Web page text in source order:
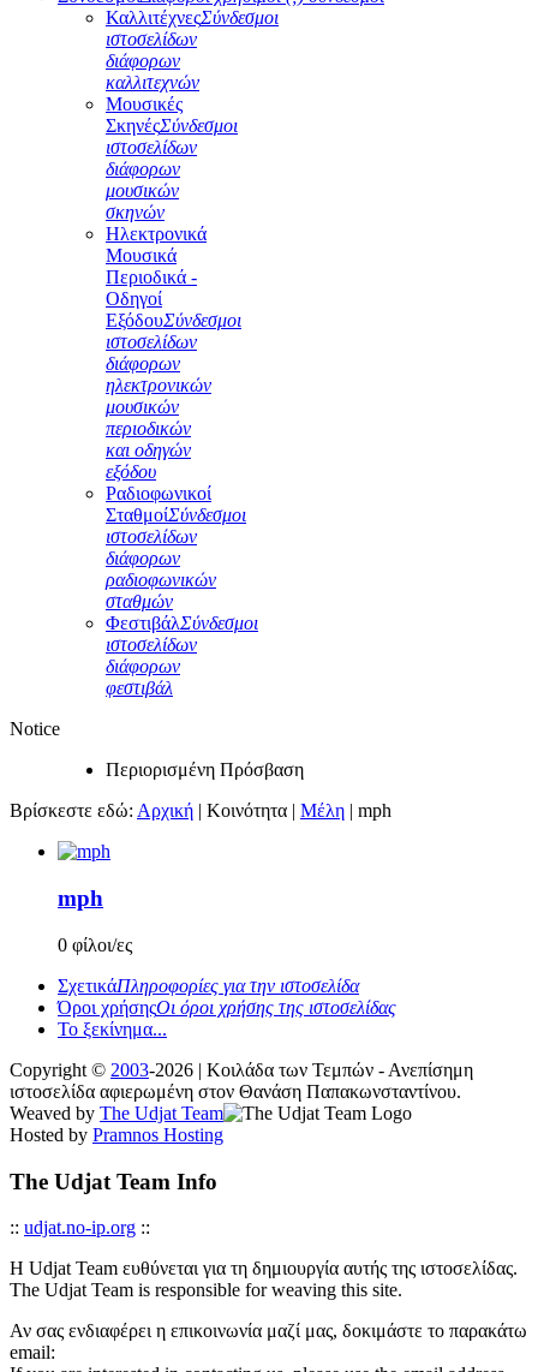
ΚαλλιτέχνεςΣύνδεσμοι
ιστοσελίδων
διάφορων
καλλιτεχνών
Μουσικές
ΣκηνέςΣύνδεσμοι
ιστοσελίδων
διάφορων
μουσικών
σκηνών
Ηλεκτρονικά
Μουσικά
Περιοδικά -
Οδηγοί
ΕξόδουΣύνδεσμοι
ιστοσελίδων
διάφορων
ηλεκτρονικών
μουσικών
περιοδικών
και οδηγών
εξόδου
Ραδιοφωνικοί
ΣταθμοίΣύνδεσμοι
ιστοσελίδων
διάφορων
ραδιοφωνικών
σταθμών
ΦεστιβάλΣύνδεσμοι
ιστοσελίδων
διάφορων
φεστιβάλ
Notice
Περιορισμένη Πρόσβαση
Βρίσκεστε εδώ: Αρχική | Κοινότητα | Μέλη | mph
mph
0 φίλοι/ες
ΣχετικάΠληροφορίες για την ιστοσελίδα
Όροι χρήσηςΟι όροι χρήσης της ιστοσελίδας
Το ξεκίνημα...
Copyright © 2003-2026 | Κοιλάδα των Τεμπών - Ανεπίσημη
ιστοσελίδα αφιερωμένη στον Θανάση Παπακωνσταντίνου.
Weaved by The Udjat Team
Hosted by Pramnos Hosting
The Udjat Team Info
:: udjat.no-ip.org ::
Η Udjat Team ευθύνεται για τη δημιουργία αυτής της ιστοσελίδας.
The Udjat Team is responsible for weaving this site.
Αν σας ενδιαφέρει η επικοινωνία μαζί μας, δοκιμάστε το παρακάτω
email: